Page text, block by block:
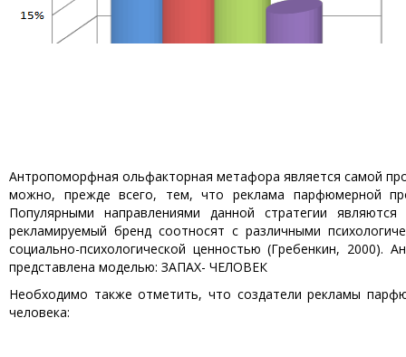
Антропоморфная ольфакторная метафора является самой
можно, прежде всего, тем, что реклама парфюмерной
Популярными направлениями данной стратегии
рекламируемый бренд соотносят с различными
социально-психологической ценностью (Гребенкин,
представлена моделью: ЗАПАХ- ЧЕЛОВЕК
Необходимо также отметить, что создатели рекламы
человека: